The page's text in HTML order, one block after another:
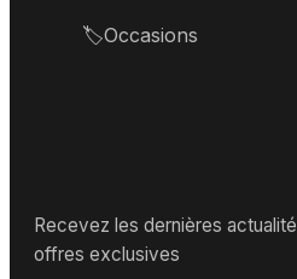
🏷️Occasions
Recevez les dernières
offres exclusives